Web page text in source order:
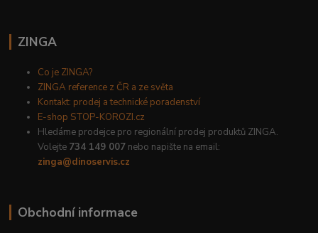
ZINGA
Co je ZINGA?
ZINGA reference z ČR a ze světa
Kontakt: prodej a technické poradenství
E-shop STOP-KOROZI.cz
Hledáme prodejce pro regionální prodej produktů ZINGA.
Volejte 734 149 007 nebo napište na email:
zinga@dinoservis.cz
Obchodní informace